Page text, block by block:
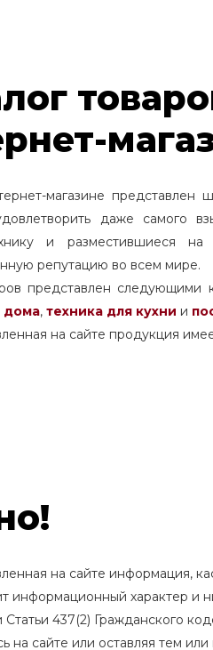
магазине представлен
даже самого
и разместившиеся на
репутацию во всем мире.
представлен следующими
дома, техника для кухни и
на сайте продукция
на сайте информация,
информационный характер и
437(2) Гражданского
на сайте или оставляя тем